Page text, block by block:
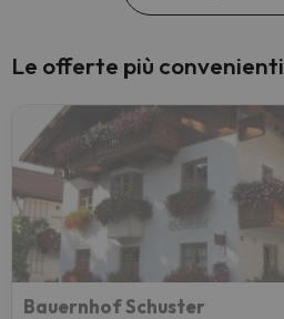
Le offerte più convenienti
Bauernhof Schuster